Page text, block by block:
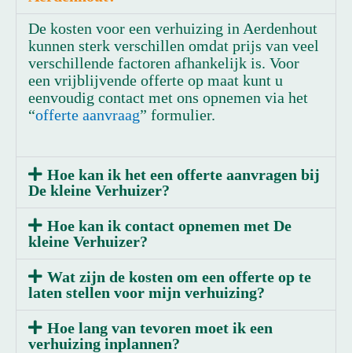
De kosten voor een verhuizing in Aerdenhout
kunnen sterk verschillen omdat prijs van veel
verschillende factoren afhankelijk is. Voor
een vrijblijvende offerte op maat kunt u
eenvoudig contact met ons opnemen via het
“offerte aanvraag” formulier.
Hoe kan ik het een offerte aanvragen bij
De kleine Verhuizer?
Hoe kan ik contact opnemen met De
kleine Verhuizer?
Wat zijn de kosten om een offerte op te
laten stellen voor mijn verhuizing?
Hoe lang van tevoren moet ik een
verhuizing inplannen?